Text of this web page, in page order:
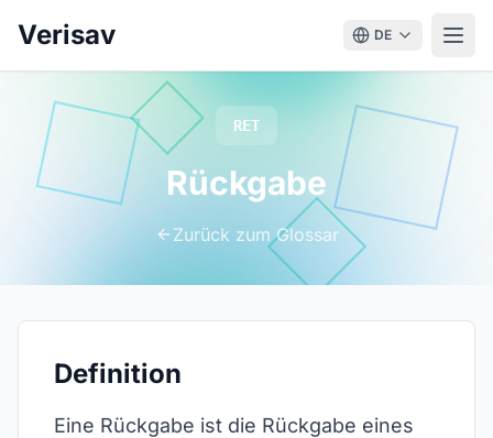
Verisav DE
RET
Rückgabe
Zurück zum Glossar
Definition
Eine Rückgabe ist die Rückgabe eines